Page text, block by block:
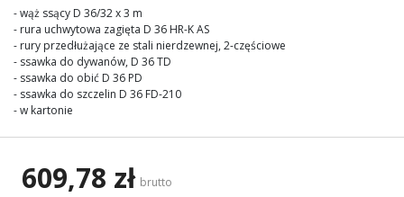
- wąż ssący D 36/32 x 3 m
- rura uchwytowa zagięta D 36 HR-K AS
- rury przedłużające ze stali nierdzewnej, 2-częściowe
- ssawka do dywanów, D 36 TD
- ssawka do obić D 36 PD
- ssawka do szczelin D 36 FD-210
- w kartonie
609,78 zł brutto